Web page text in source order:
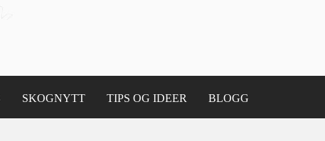
SKOGNYTT TIPS OG IDEER BLOGG